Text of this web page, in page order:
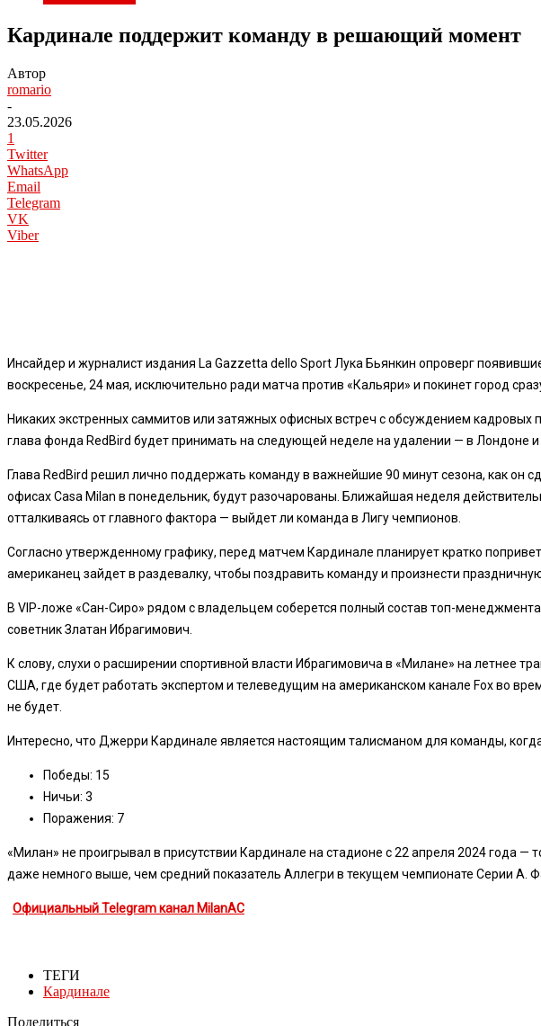
Кардинале поддержит команду в решающий момент
Автор
romario
-
23.05.2026
1
Twitter
WhatsApp
Email
Telegram
VK
Viber
Инсайдер и журналист издания La Gazzetta dello Sport Лука Бьянкин опроверг
воскресенье, 24 мая, исключительно ради матча против «Кальяри» и покинет город
Никаких экстренных саммитов или затяжных офисных встреч с обсуждением
глава фонда RedBird будет принимать на следующей неделе на удалении — в Лондоне
Глава RedBird решил лично поддержать команду в важнейшие 90 минут сезона, как он
офисах Casa Milan в понедельник, будут разочарованы. Ближайшая неделя
отталкиваясь от главного фактора — выйдет ли команда в Лигу чемпионов.
Согласно утвержденному графику, перед матчем Кардинале планирует кратко
американец зайдет в раздевалку, чтобы поздравить команду и произнести
В VIP-ложе «Сан-Сиро» рядом с владельцем соберется полный состав топ-
советник Златан Ибрагимович.
К слову, слухи о расширении спортивной власти Ибрагимовича в «Милане» на летнее
США, где будет работать экспертом и телеведущим на американском канале Fox во
не будет.
Интересно, что Джерри Кардинале является настоящим талисманом для команды,
Победы: 15
Ничьи: 3
Поражения: 7
«Милан» не проигрывал в присутствии Кардинале на стадионе с 22 апреля 2024 года —
даже немного выше, чем средний показатель Аллегри в текущем чемпионате Серии А.
Официальный Telegram канал MilanAC
ТЕГИ
Кардинале
Поделиться